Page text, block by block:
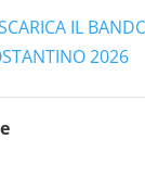
IL
2026